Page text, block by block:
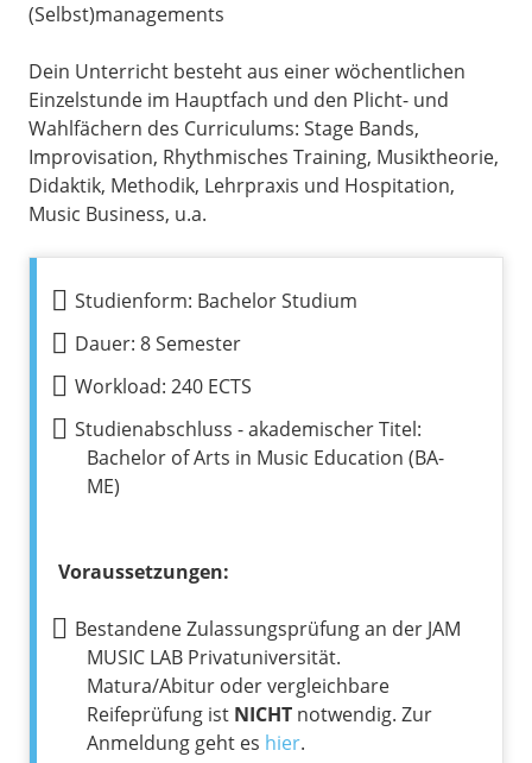
(Selbst)managements
Dein Unterricht besteht aus einer wöchentlichen
Einzelstunde im Hauptfach und den Plicht- und
Wahlfächern des Curriculums: Stage Bands,
Improvisation, Rhythmisches Training, Musiktheorie,
Didaktik, Methodik, Lehrpraxis und Hospitation,
Music Business, u.a.
Studienform: Bachelor Studium
Dauer: 8 Semester
Workload: 240 ECTS
Studienabschluss - akademischer Titel:
Bachelor of Arts in Music Education (BA-
ME)
Voraussetzungen:
Bestandene Zulassungsprüfung an der JAM
MUSIC LAB Privatuniversität.
Matura/Abitur oder vergleichbare
Reifeprüfung ist NICHT notwendig. Zur
Anmeldung geht es hier.